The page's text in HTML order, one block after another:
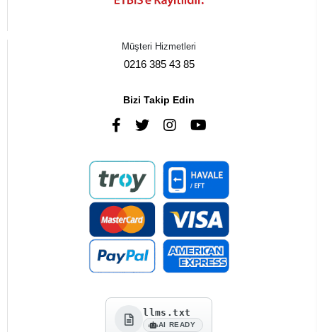
Müşteri Hizmetleri
0216 385 43 85
Bizi Takip Edin
llms.txt
AI READY